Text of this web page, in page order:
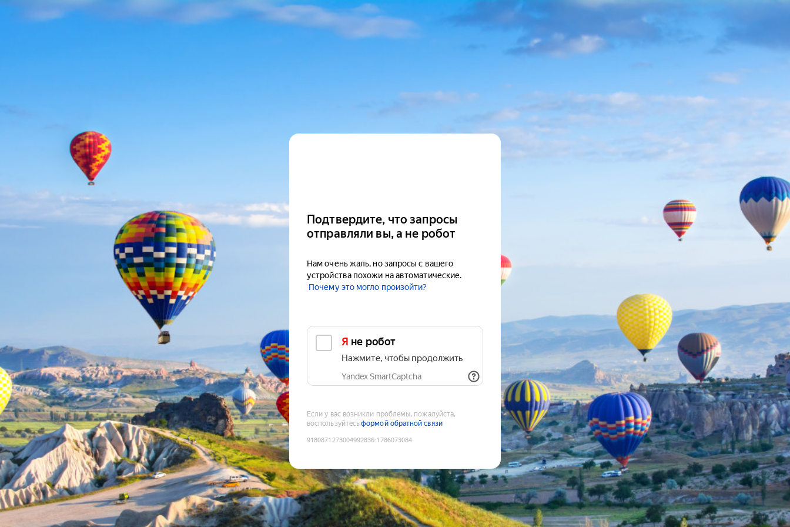
Подтвердите, что запросы
отправляли вы, а не робот
Нам очень жаль, но запросы с вашего
устройства похожи на автоматические.
Почему это могло произойти?
Я не робот
Нажмите, чтобы продолжить
Yandex SmartCaptcha
Если у вас возникли проблемы, пожалуйста,
воспользуйтесьформой обратной связи
9180871273004992836:1786073084